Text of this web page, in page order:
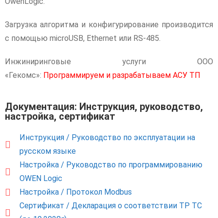
Загрузка алгоритма и конфигурирование производится
с помощью microUSB, Ethernet или RS-485.
Инжиниринговые услуги ООО
«Гекомс»: Программируем и разрабатываем АСУ ТП
Документация: Инструкция, руководство,
настройка, сертификат
Инструкция / Руководство по эксплуатации на
русском языке
Настройка / Руководство по программированию
OWEN Logic
Настройка / Протокол Modbus
Сертификат / Декларация о соответствии ТР ТС